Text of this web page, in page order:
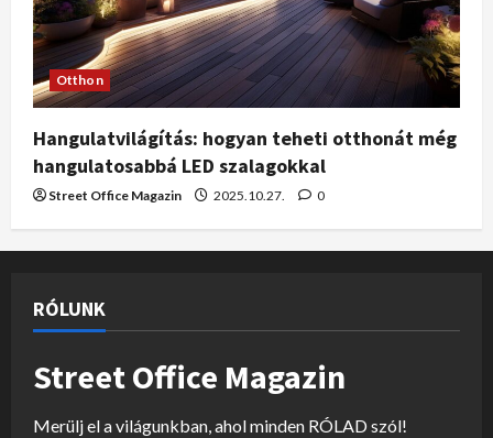
Otthon
Hangulatvilágítás: hogyan teheti otthonát még
hangulatosabbá LED szalagokkal
Street Office Magazin 2025.10.27. 0
RÓLUNK
Street Office Magazin
Merülj el a világunkban, ahol minden RÓLAD szól!